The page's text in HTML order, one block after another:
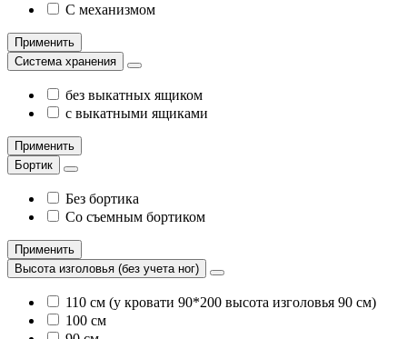
С механизмом
Применить
Система хранения
без выкатных ящиком
с выкатными ящиками
Применить
Бортик
Без бортика
Со съемным бортиком
Применить
Высота изголовья (без учета ног)
110 см (у кровати 90*200 высота изголовья 90 см)
100 см